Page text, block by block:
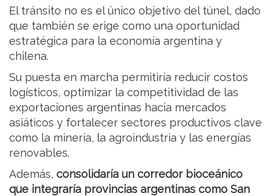
El tránsito no es el único objetivo del túnel, dado
que también se erige como una oportunidad
estratégica para la economía argentina y
chilena.
Su puesta en marcha permitiría reducir costos
logísticos, optimizar la competitividad de las
exportaciones argentinas hacia mercados
asiáticos y fortalecer sectores productivos clave
como la minería, la agroindustria y las energías
renovables.
Además, consolidaría un corredor bioceánico
que integraría provincias argentinas como San